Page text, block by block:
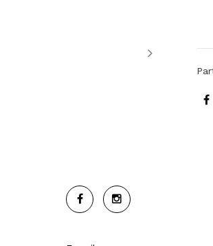
Next